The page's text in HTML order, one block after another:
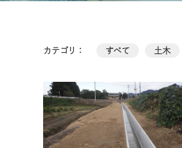
カテゴリ： すべて 土木